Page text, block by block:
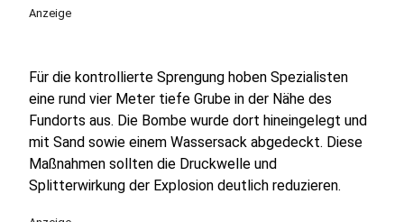
Anzeige
Für die kontrollierte Sprengung hoben Spezialisten
eine rund vier Meter tiefe Grube in der Nähe des
Fundorts aus. Die Bombe wurde dort hineingelegt und
mit Sand sowie einem Wassersack abgedeckt. Diese
Maßnahmen sollten die Druckwelle und
Splitterwirkung der Explosion deutlich reduzieren.